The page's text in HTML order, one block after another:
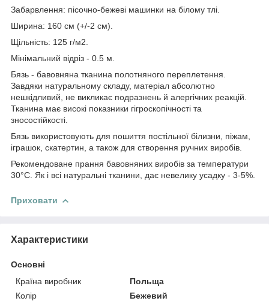
Забарвлення: пісочно-бежеві машинки на білому тлі.
Ширина: 160 см (+/-2 см).
Щільність: 125 г/м2.
Мінімальний відріз - 0.5 м.
Бязь - бавовняна тканина полотняного переплетення.
Завдяки натуральному складу, матеріал абсолютно
нешкідливий, не викликає подразнень й алергічних реакцій.
Тканина має високі показники гігроскопічності та
зносостійкості.
Бязь використовують для пошиття постільної білизни, піжам,
іграшок, скатертин, а також для створення ручних виробів.
Рекомендоване прання бавовняних виробів за температури
30°С. Як і всі натуральні тканини, дає невелику усадку - 3-5%.
Приховати
Характеристики
Основні
Країна виробник
Польща
Колір
Бежевий